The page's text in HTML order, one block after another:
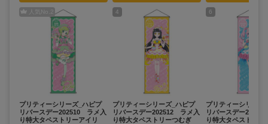
人気No. 2
プリティーシリーズ_ハピプ
リバースデー202510 ラメ入
り特大タペストリーアイリ
4
プリティーシリーズ_ハピプ
リバースデー202512 ラメ入
り特大タペストリーつむぎ
6
プリティーシリーズ
リバースデー
り特大タペストリー